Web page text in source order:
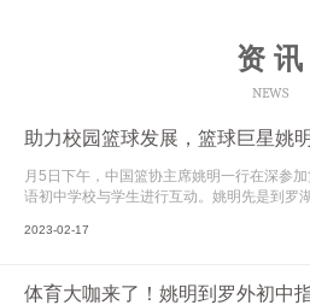
资 讯
NEWS
助力校园篮球发展，篮球巨星姚
月5日下午，中国篮协主席姚明一行在深参
语初中学校与学生进行互动。姚明先是到罗
2023-02-17
体育大咖来了！姚明到罗外初中